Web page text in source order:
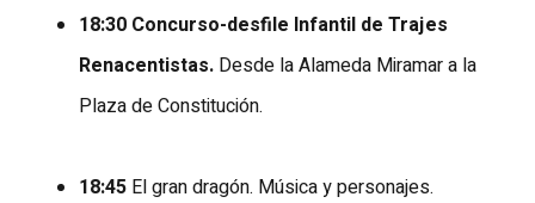
18:30 Concurso-desfile Infantil de Trajes
Renacentistas. Desde la Alameda Miramar a la
Plaza de Constitución.
18:45 El gran dragón. Música y personajes.